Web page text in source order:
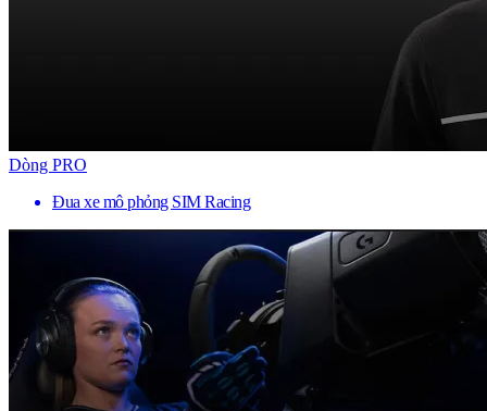
Dòng PRO
Đua xe mô phỏng SIM Racing